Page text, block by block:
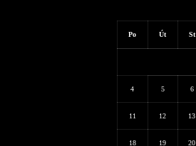
Po Út St
4 5 6
11 12 13
18 19 20